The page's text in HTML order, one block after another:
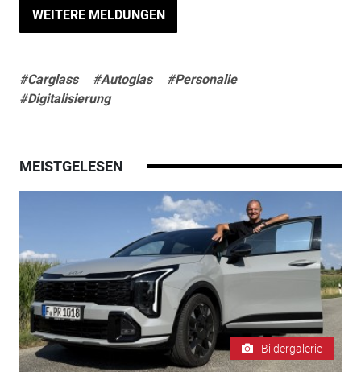
WEITERE MELDUNGEN
#Carglass #Autoglas
#Personalie
#Digitalisierung
MEISTGELESEN
Bildergalerie